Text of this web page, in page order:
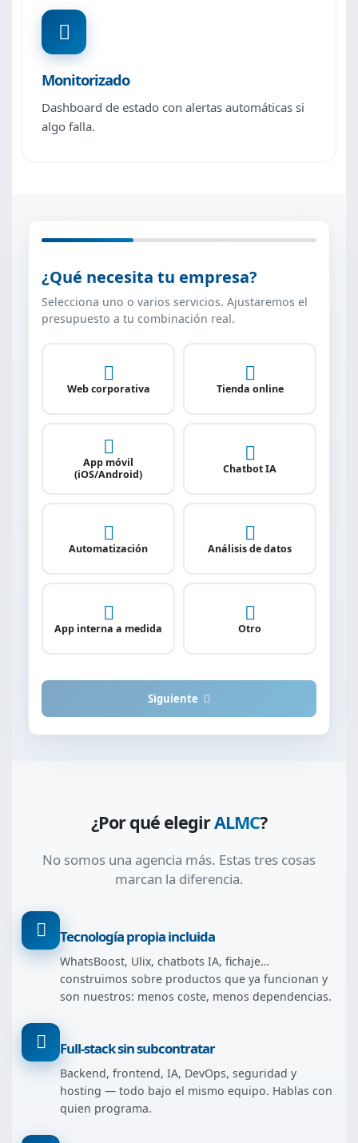
Monitorizado
Dashboard de estado con alertas automáticas si
algo falla.
¿Qué necesita tu empresa?
Selecciona uno o varios servicios. Ajustaremos el
presupuesto a tu combinación real.
Web corporativa Tienda online
App móvil
(iOS/Android)
Chatbot IA
Automatización Análisis de datos
App interna a medida Otro
Siguiente
¿Por qué elegirALMC?
No somos una agencia más. Estas tres cosas
marcan la diferencia.
Tecnología propia incluida
WhatsBoost, Ulix, chatbots IA, fichaje…
construimos sobre productos que ya funcionan y
son nuestros: menos coste, menos dependencias.
Full-stack sin subcontratar
Backend, frontend, IA, DevOps, seguridad y
hosting — todo bajo el mismo equipo. Hablas con
quien programa.